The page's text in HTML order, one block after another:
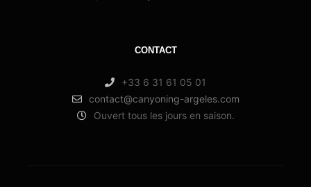
CONTACT
+33 6 31 61 05 01
contact@canyoning-argeles.com
Ouvert tous les jours en saison.